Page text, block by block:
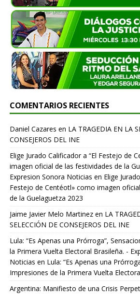
COMENTARIOS RECIENTES
Daniel Cazares en LA TRAGEDIA EN LA
CONSEJEROS DEL INE
Elige Jurado Calificador a “El Festejo de
imagen oficial de las festividades de la
Expresion Sonora Noticias en Elige
Festejo de Centéotl» como imagen
de la Guelaguetza 2023
Jaime Javier Melo Martinez en LA
SELECCIÓN DE CONSEJEROS DEL INE
Lula: “Es Apenas una Prórroga”,
la Primera Vuelta Electoral Brasileña. -
Noticias en Lula: “Es Apenas una
Impresiones de la Primera Vuelta
Argentina: Manifiesto de una Crisis